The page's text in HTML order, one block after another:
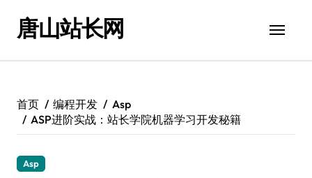
唐山站长网
首页 编程开发
Asp
ASP进阶实战：站长学院机器学习开发秘籍
Asp